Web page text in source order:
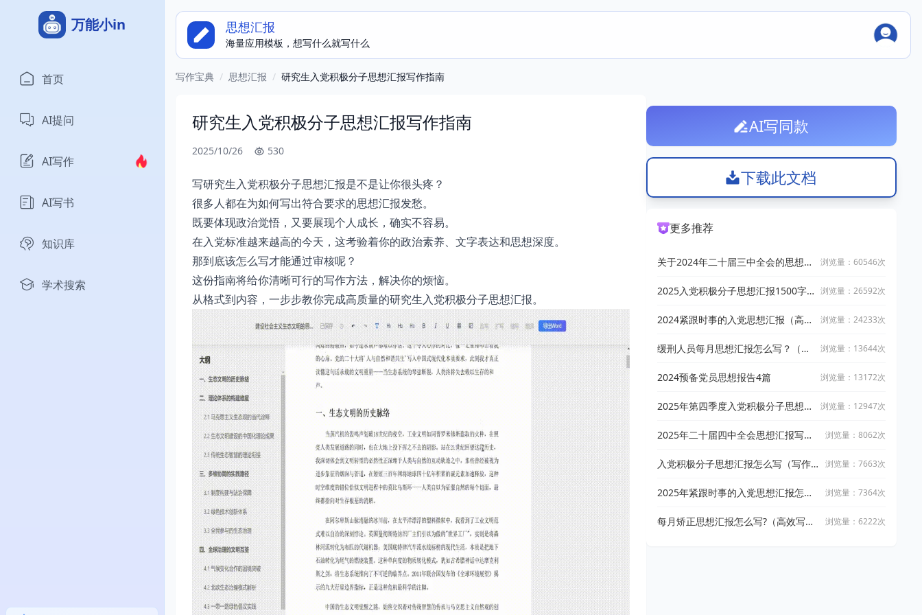
万能小in
首页
AI提问
AI写作
AI写书
知识库
学术搜索
思想汇报
海量应用模板，想写什么就写什么
写作宝典 / 思想汇报 / 研究生入党积极分子思想汇报写作指南
研究生入党积极分子思想汇报写作指南
2025/10/26 530
写研究生入党积极分子思想汇报是不是让你很头疼？
很多人都在为如何写出符合要求的思想汇报发愁。
既要体现政治觉悟，又要展现个人成长，确实不容易。
在入党标准越来越高的今天，这考验着你的政治素养、文字表达和思想深度。
那到底该怎么写才能通过审核呢？
这份指南将给你清晰可行的写作方法，解决你的烦恼。
从格式到内容，一步步教你完成高质量的研究生入党积极分子思想汇报。
AI写同款
下载此文档
更多推荐
关于2024年二十届三中全会的思想汇
浏览量：60546次
2025入党积极分子思想汇报1500字
浏览量：26592次
2024紧跟时事的入党思想汇报（高效
浏览量：24233次
缓刑人员每月思想汇报怎么写？（高
浏览量：13644次
2024预备党员思想报告4篇 浏览量：13172次
2025年第四季度入党积极分子思想汇
浏览量：12947次
2025年二十届四中全会思想汇报写作
浏览量：8062次
入党积极分子思想汇报怎么写（写作
浏览量：7663次
2025年紧跟时事的入党思想汇报怎么
浏览量：7364次
每月矫正思想汇报怎么写?（高效写作
浏览量：6222次